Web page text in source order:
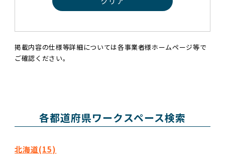
掲載内容の仕様等詳細については各事業者様ホームページ等で
ご確認ください。
各都道府県ワークスペース検索
北海道(15)